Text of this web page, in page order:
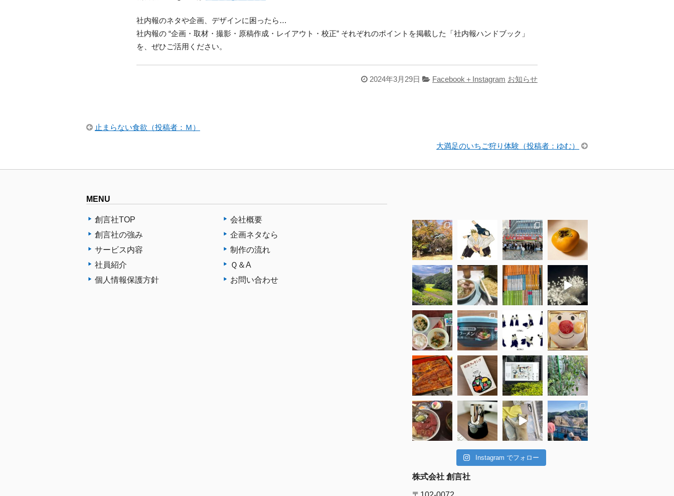
社内報のネタや企画、デザインに困ったら…
社内報の “企画・取材・撮影・原稿作成・レイアウト・校正” それぞれのポイントを掲載した「社内報ハンドブック」
を、ぜひご活用ください。
2024年3月29日 Facebook＋Instagram お知らせ
止まらない食欲（投稿者：Ｍ）
大満足のいちご狩り体験（投稿者：ゆむ）
MENU
創言社TOP
会社概要
創言社の強み
企画ネタなら
サービス内容
制作の流れ
社員紹介
Ｑ＆A
個人情報保護方針
お問い合わせ
Instagram でフォロー
株式会社 創言社